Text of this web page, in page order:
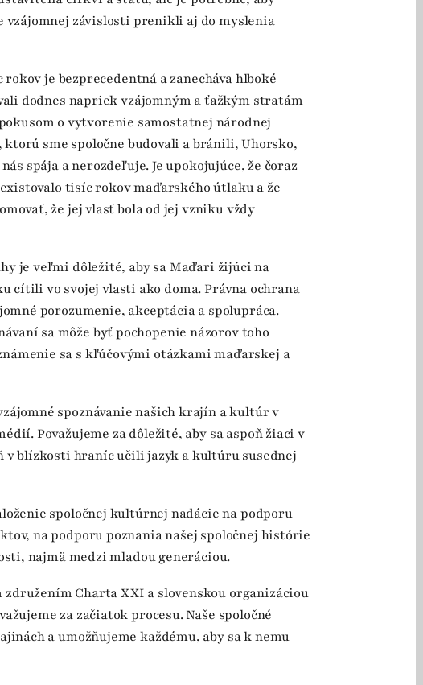
vzájomnej závislosti prenikli aj do myslenia
je bezprecedentná a zanecháva hlboké
dodnes napriek vzájomným a ťažkým stratám
o vytvorenie samostatnej národnej
sme spoločne budovali a bránili, Uhorsko,
spája a nerozdeľuje. Je upokojujúce, že čoraz
tisíc rokov maďarského útlaku a že
že jej vlasť bola od jej vzniku vždy
je veľmi dôležité, aby sa Maďari žijúci na
cítili vo svojej vlasti ako doma. Právna ochrana
porozumenie, akceptácia a spolupráca.
sa môže byť pochopenie názorov toho
sa s kľúčovými otázkami maďarskej a
spoznávanie našich krajín a kultúr v
Považujeme za dôležité, aby sa aspoň žiaci v
v blízkosti hraníc učili jazyk a kultúru susednej
spoločnej kultúrnej nadácie na podporu
na podporu poznania našej spoločnej histórie
najmä medzi mladou generáciou.
združením Charta XXI a slovenskou organizáciou
za začiatok procesu. Naše spoločné
a umožňujeme každému, aby sa k nemu